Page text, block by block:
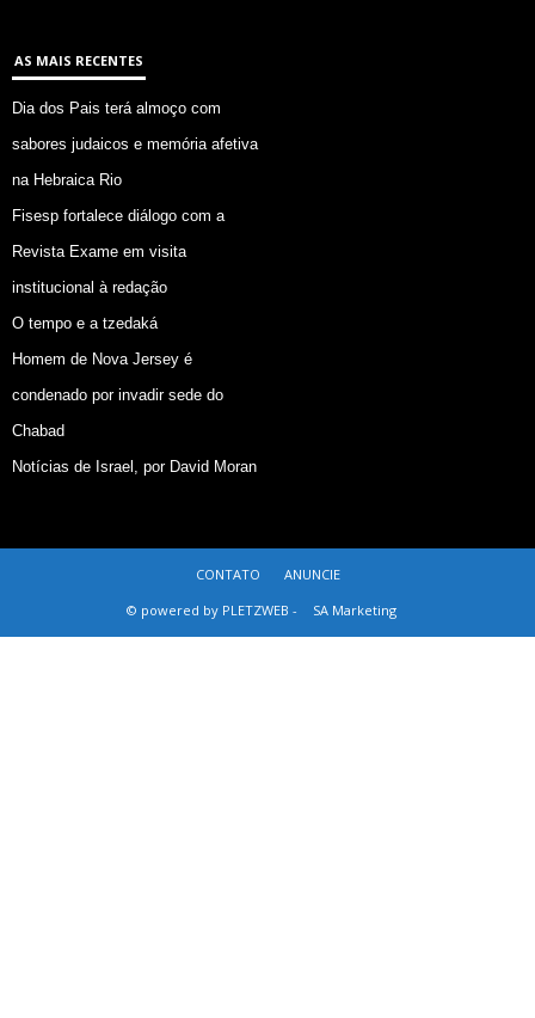
AS MAIS RECENTES
Dia dos Pais terá almoço com
sabores judaicos e memória afetiva
na Hebraica Rio
Fisesp fortalece diálogo com a
Revista Exame em visita
institucional à redação
O tempo e a tzedaká
Homem de Nova Jersey é
condenado por invadir sede do
Chabad
Notícias de Israel, por David Moran
CONTATO
ANUNCIE
© powered by PLETZWEB -
SA Marketing